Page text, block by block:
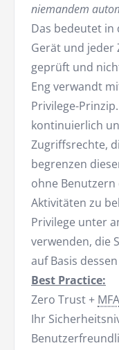
niemandem
Das bedeutet in
Gerät und
geprüft und
Eng verwandt
Privilege-
kontinuierlich
Zugriffsrechte,
begrenzen
ohne
Aktivitäten zu
Privilege unter
verwenden, die
auf Basis
Best Practice:
Zero Trust + MFA
Ihr